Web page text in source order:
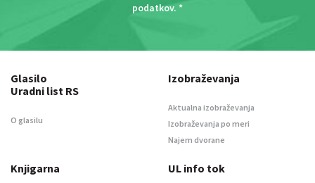
podatkov. *
Glasilo
Uradni list RS
O glasilu
Izobraževanja
Aktualna izobraževanja
Izobraževanja po meri
Najem dvorane
Knjigarna UL info tok